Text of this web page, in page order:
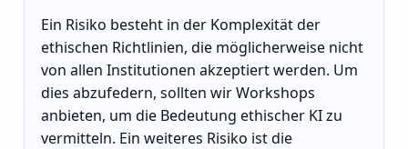
Ein Risiko besteht in der Komplexität der
ethischen Richtlinien, die möglicherweise nicht
von allen Institutionen akzeptiert werden. Um
dies abzufedern, sollten wir Workshops
anbieten, um die Bedeutung ethischer KI zu
vermitteln. Ein weiteres Risiko ist die